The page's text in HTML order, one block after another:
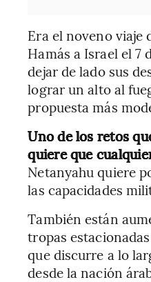
Era el noveno viaje
Hamás a Israel el 7
dejar de lado sus
lograr un alto al
propuesta más
Uno de los retos
quiere que
Netanyahu quiere
las capacidades
También están
tropas
que discurre a lo
desde la nación